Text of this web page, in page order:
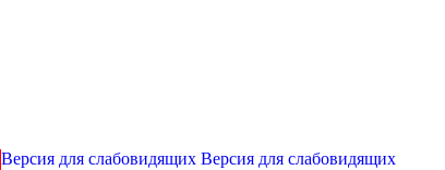
Версия для слабовидящихВерсия для слабовидящих